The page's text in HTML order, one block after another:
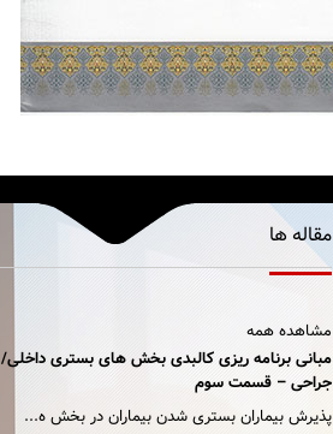
مقاله ها
مشاهده همه
مبانی برنامه ریزی کالبدی بخش های بستری داخلی/
جراحی – قسمت سوم
پذیرش بیماران بستری شدن بیماران در بخش ه...